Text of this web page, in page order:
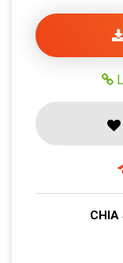
CHIA